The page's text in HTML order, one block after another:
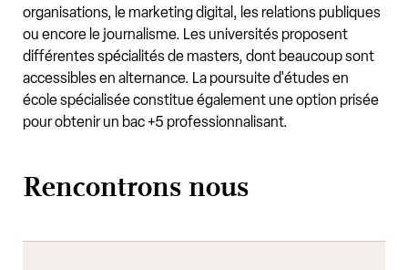
organisations, le marketing digital, les relations publiques
ou encore le journalisme. Les universités proposent
différentes spécialités de masters, dont beaucoup sont
accessibles en alternance. La poursuite d'études en
école spécialisée constitue également une option prisée
pour obtenir un bac +5 professionnalisant.
Rencontrons nous